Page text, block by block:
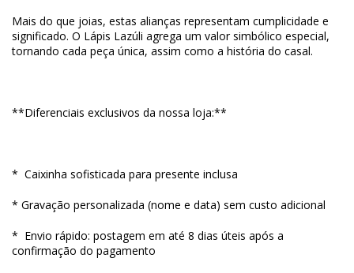
Mais do que joias, estas alianças representam cumplicidade e
significado. O Lápis Lazúli agrega um valor simbólico especial,
tornando cada peça única, assim como a história do casal.
**Diferenciais exclusivos da nossa loja:**
* Caixinha sofisticada para presente inclusa
* Gravação personalizada (nome e data) sem custo adicional
* Envio rápido: postagem em até 8 dias úteis após a
confirmação do pagamento